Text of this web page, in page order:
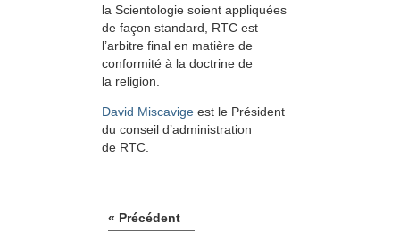
la Scientologie soient appliquées
de façon standard, RTC est
l’arbitre final en matière de
conformité à la doctrine de
la religion.
David Miscavige est le Président
du conseil d’administration
de RTC.
« Précédent